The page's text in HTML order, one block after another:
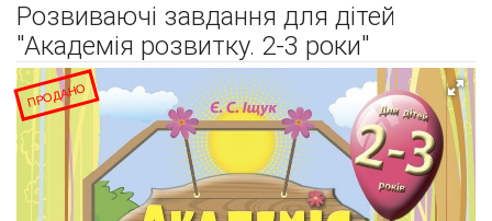
Розвиваючі завдання для дітей
"Академія розвитку. 2-3 роки"
ПРОДАНО